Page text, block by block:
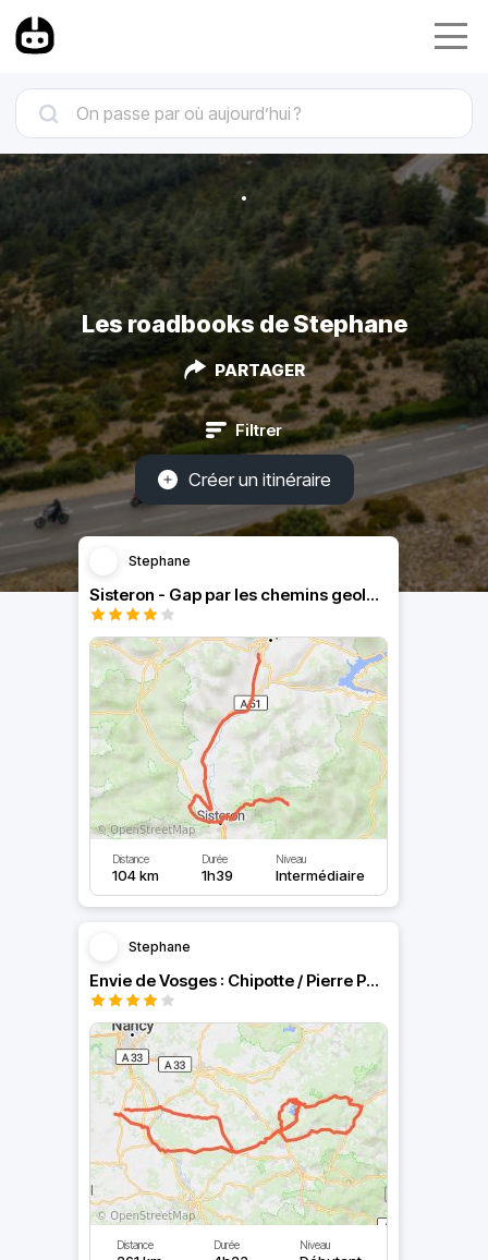
Les roadbooks de Stephane
PARTAGER
Filtrer
Créer un itinéraire
Stephane
Sisteron - Gap par les chemins geologiques
Distance
104 km
Durée
1h39
Niveau
Intermédiaire
Stephane
Envie de Vosges : Chipotte / Pierre Percée/ Schirmeck
Distance Durée Niveau